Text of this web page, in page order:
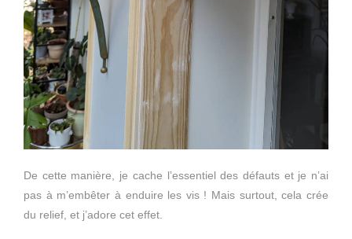
De cette manière, je cache l’essentiel des défauts et je n’ai
pas à m’embêter à enduire les vis ! Mais surtout, cela crée
du relief, et j’adore cet effet.